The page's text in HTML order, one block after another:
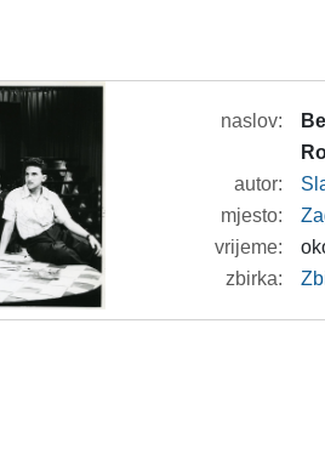
naslov:
autor:
mjesto:
vrijeme:
zbirka: